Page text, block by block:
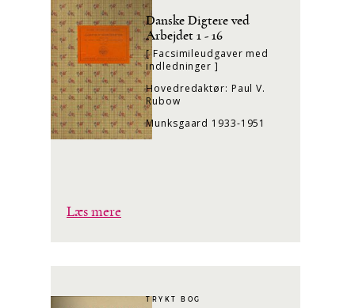
Danske Digtere ved
Arbejdet 1 - 16
[ Facsimileudgaver med
indledninger ]
Hovedredaktør: Paul V.
Rubow
Munksgaard 1933-1951
Læs mere
TRYKT BOG